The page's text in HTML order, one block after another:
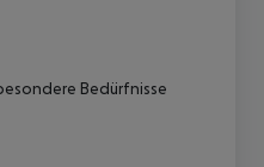
Bedürfnisse